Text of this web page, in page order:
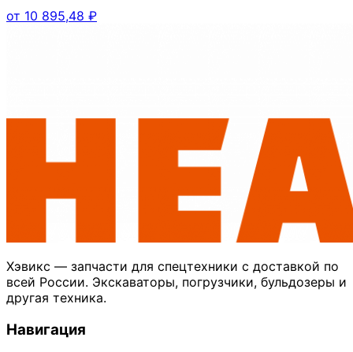
от 10 895,48 ₽
Хэвикс — запчасти для спецтехники с доставкой по
всей России. Экскаваторы, погрузчики, бульдозеры и
другая техника.
Навигация